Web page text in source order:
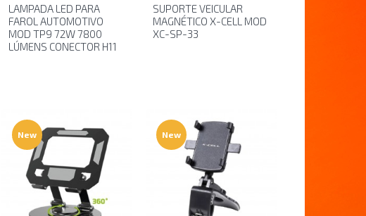
LAMPADA LED PARA
FAROL AUTOMOTIVO
MOD TP9 72W 7800
LÚMENS CONECTOR H11
SUPORTE VEICULAR
MAGNÉTICO X-CELL MOD
XC-SP-33
New New